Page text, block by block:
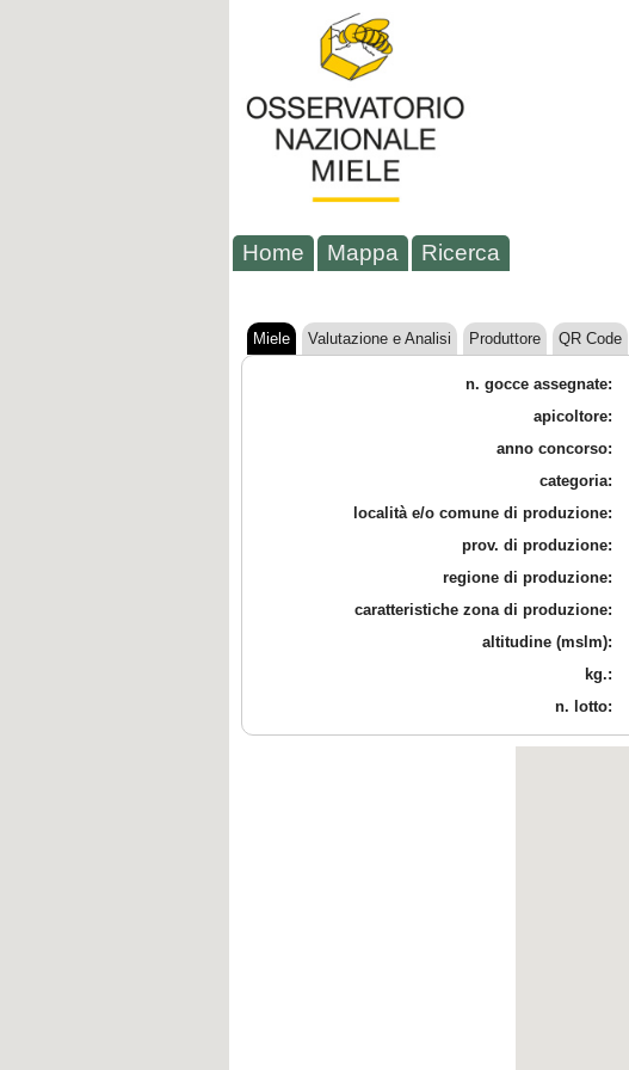
Home Mappa Ricerca
Miele Valutazione e Analisi Produttore QR Code
n. gocce assegnate:
apicoltore:
anno concorso:
categoria:
località e/o comune di produzione:
prov. di produzione:
regione di produzione:
caratteristiche zona di produzione:
altitudine (mslm):
kg.:
n. lotto: